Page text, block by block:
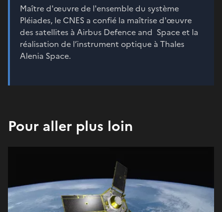
Maître d'œuvre de l'ensemble du système
Pléiades, le CNES a confié la maîtrise d'œuvre
des satellites à Airbus Defence and Space et la
réalisation de l’instrument optique à Thales
Alenia Space.
Pour aller plus loin